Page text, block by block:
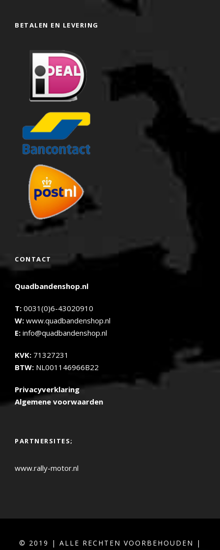
BETALEN EN LEVERING
CONTACT
Quadbandenshop.nl
T: 0031(0)6-43020910
W: www.quadbandenshop.nl
E: info@quadbandenshop.nl
KVK: 71327231
BTW: NL001146966B22
Privacyverklaring
Algemene voorwaarden
PARTNERSITES;
www.rally-motor.nl
© 2019 | ALLE RECHTEN VOORBEHOUDEN |